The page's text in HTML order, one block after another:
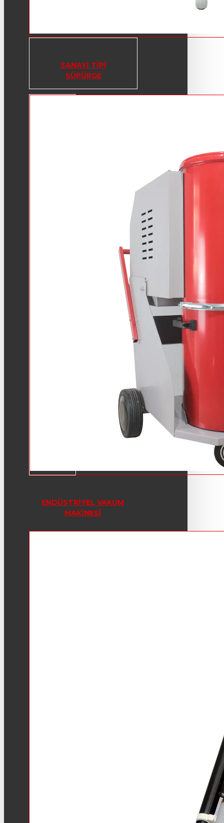
SANAYI TIPI
SÜPÜRGE
ENDÜSTRIYEL VAKUM
MAKINESI